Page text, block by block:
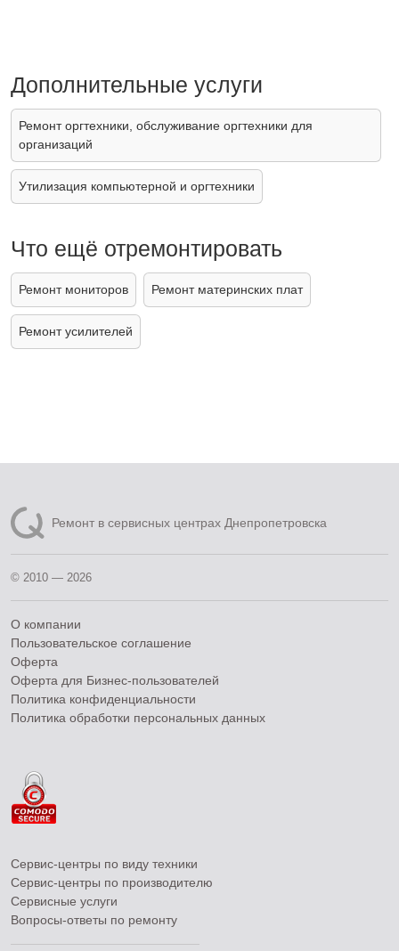
Дополнительные услуги
Ремонт оргтехники, обслуживание оргтехники для
организаций
Утилизация компьютерной и оргтехники
Что ещё отремонтировать
Ремонт мониторов Ремонт материнских плат
Ремонт усилителей
Ремонт в сервисных центрах Днепропетровска
© 2010 — 2026
О компании
Пользовательское соглашение
Оферта
Оферта для Бизнес-пользователей
Политика конфиденциальности
Политика обработки персональных данных
Сервис-центры по виду техники
Сервис-центры по производителю
Сервисные услуги
Вопросы-ответы по ремонту